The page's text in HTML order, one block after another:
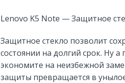
Lenovo K5 Note — Защитное
Защитное стекло позволит
состоянии на долгий срок. Ну а
экономите на неизбежной
защиты превращается в